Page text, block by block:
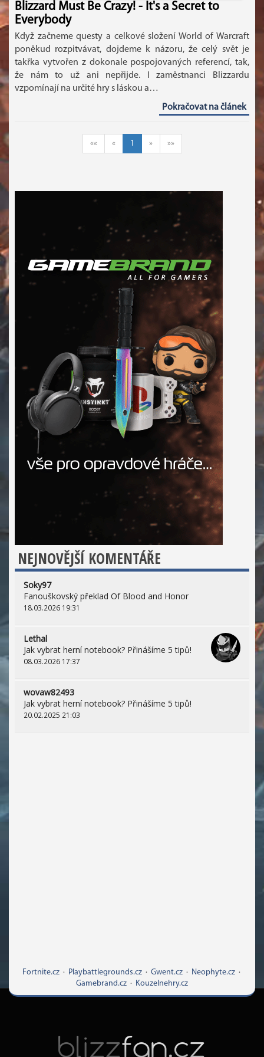
Blizzard Must Be Crazy! - It's a Secret to
Everybody
Když začneme questy a celkové složení World of Warcraft
poněkud rozpitvávat, dojdeme k názoru, že celý svět je
takřka vytvořen z dokonale pospojovaných referencí, tak,
že nám to už ani nepřijde. I zaměstnanci Blizzardu
vzpomínají na určité hry s láskou a…
Pokračovat na článek
«« « 1 » »»
NEJNOVĚJŠÍ KOMENTÁŘE
Soky97
Fanouškovský překlad Of Blood and Honor
18.03.2026 19:31
Lethal
Jak vybrat herní notebook? Přinášíme 5 tipů!
08.03.2026 17:37
wovaw82493
Jak vybrat herní notebook? Přinášíme 5 tipů!
20.02.2025 21:03
Fortnite.cz· Playbattlegrounds.cz· Gwent.cz· Neophyte.cz·
Gamebrand.cz · Kouzelnehry.cz